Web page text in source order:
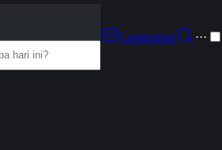
Langganan
···